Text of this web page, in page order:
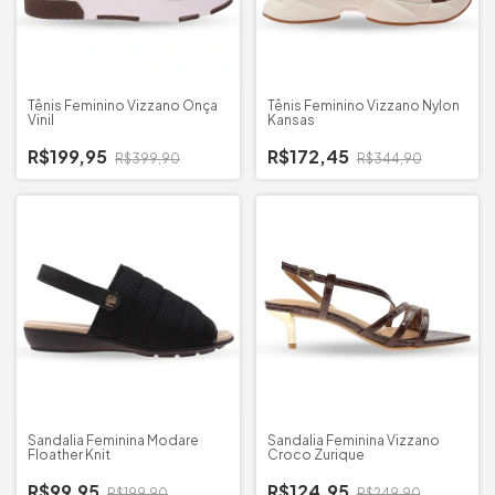
Tênis Feminino Vizzano Onça
Vinil
R$199,95 R$399,90
Tênis Feminino Vizzano Nylon
Kansas
R$172,45 R$344,90
Sandalia Feminina Modare
Floather Knit
Sandalia Feminina Vizzano
Croco Zurique